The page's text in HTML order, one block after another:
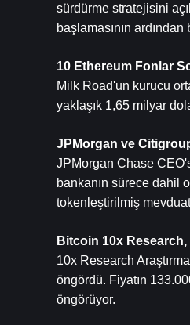
sürdürme stratejisini
başlamasının ardından
10 Ethereum Fonlar
Milk Road'un kurucu
yaklaşık 1,65 milyar
JPMorgan ve
JPMorgan Chase
bankanın sürece dahil
tokenleştirilmiş mevduat
Bitcoin 10x Research,
10x Research
öngördü. Fiyatın
öngörüyor.